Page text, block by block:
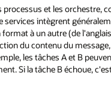
et les orchestre,
intègrent
à un autre (de
du contenu du
les tâches A et B
Si la tâche B échoue,